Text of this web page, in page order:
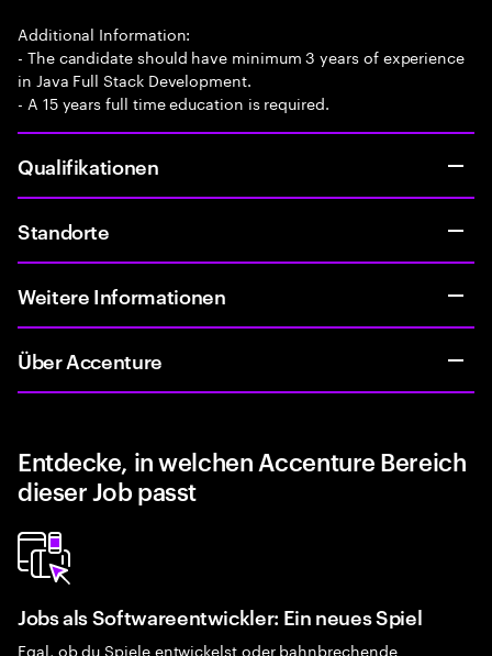
Additional Information:
- The candidate should have minimum 3 years of experience
in Java Full Stack Development.
- A 15 years full time education is required.
Qualifikationen
Standorte
Weitere Informationen
Über Accenture
Entdecke, in welchen Accenture Bereich
dieser Job passt
Jobs als Softwareentwickler: Ein neues Spiel
Egal, ob du Spiele entwickelst oder bahnbrechende